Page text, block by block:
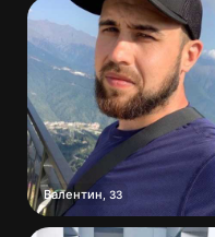
Валентин 33